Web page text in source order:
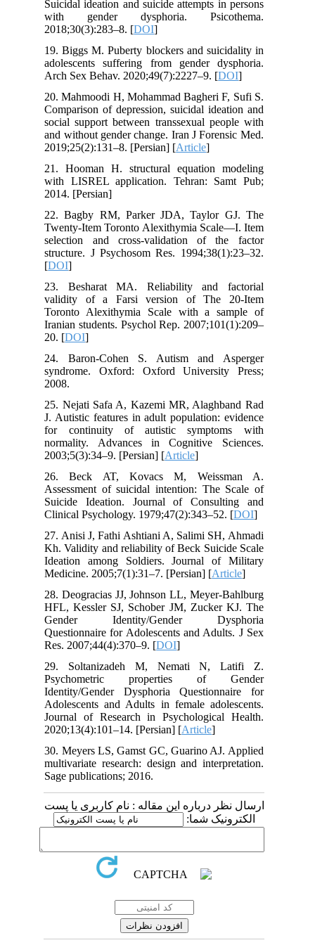
Suicidal ideation and suicide attempts in persons
with gender dysphoria. Psicothema.
2018;30(3):283–8. [DOI
19. Biggs M. Puberty blockers and suicidality in
adolescents suffering from gender dysphoria.
Arch Sex Behav. 2020;49(7):2227–9. [DOI
20. Mahmoodi H, Mohammad Bagheri F, Sufi S.
Comparison of depression, suicidal ideation and
social support between transsexual people with
and without gender change. Iran J Forensic Med.
2019;25(2):131–8. [Persian] [Article
21. Hooman H. structural equation modeling
with LISREL application. Tehran: Samt Pub;
2014. [Persian]
22. Bagby RM, Parker JDA, Taylor GJ. The
Twenty-Item Toronto Alexithymia Scale—I. Item
selection and cross-validation of the factor
structure. J Psychosom Res. 1994;38(1):23–32.
[DOI
23. Besharat MA. Reliability and factorial
validity of a Farsi version of The 20-Item
Toronto Alexithymia Scale with a sample of
Iranian students. Psychol Rep. 2007;101(1):209–
20. [DOI
24. Baron-Cohen S. Autism and Asperger
syndrome. Oxford: Oxford University Press;
2008.
25. Nejati Safa A, Kazemi MR, Alaghband Rad
J. Autistic features in adult population: evidence
for continuity of autistic symptoms with
normality. Advances in Cognitive Sciences.
2003;5(3):34–9. [Persian] [Article
26. Beck AT, Kovacs M, Weissman A.
Assessment of suicidal intention: The Scale of
Suicide Ideation. Journal of Consulting and
Clinical Psychology. 1979;47(2):343–52. [DOI
27. Anisi J, Fathi Ashtiani A, Salimi SH, Ahmadi
Kh. Validity and reliability of Beck Suicide Scale
Ideation among Soldiers. Journal of Military
Medicine. 2005;7(1):31–7. [Persian] [Article
28. Deogracias JJ, Johnson LL, Meyer-Bahlburg
HFL, Kessler SJ, Schober JM, Zucker KJ. The
Gender Identity/Gender Dysphoria
Questionnaire for Adolescents and Adults. J Sex
Res. 2007;44(4):370–9. [DOI
29. Soltanizadeh M, Nemati N, Latifi Z.
Psychometric properties of Gender
Identity/Gender Dysphoria Questionnaire for
Adolescents and Adults in female adolescents.
Journal of Research in Psychological Health.
2020;13(4):101–14. [Persian] [Article
30. Meyers LS, Gamst GC, Guarino AJ. Applied
multivariate research: design and interpretation.
Sage publications; 2016.
ارسال نظر درباره این مقاله : نام کاربری یا پست
الکترونیک شما: